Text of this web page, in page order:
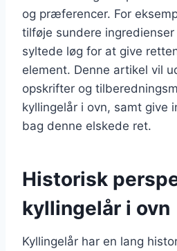
og præferencer. For
tilføje sundere ingredienser
syltede løg for at give
element. Denne artikel vil
opskrifter og
kyllingelår i ovn, samt give
bag denne elskede ret.
Historisk
kyllingelår i ovn
Kyllingelår har en lang